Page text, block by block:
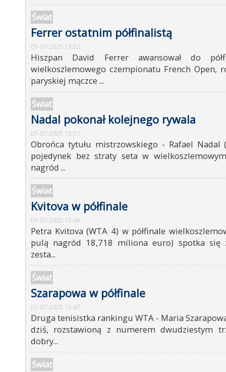
Świat
Ferrer ostatnim półfinalistą
01-07-2025 13:52
Hiszpan David Ferrer awansował do
wielkoszlemowego czempionatu French Open,
paryskiej mączce ...
Świat
Nadal pokonał kolejnego rywala
01-07-2025 13:51
Obrońca tytułu mistrzowskiego - Rafael Nadal
pojedynek bez straty seta w
nagród ...
Świat
Kvitova w półfinale
01-07-2025 13:49
Petra Kvitova (WTA 4) w półfinale
pulą nagród 18,718 miliona euro) spotka się
zesta...
Świat
Szarapowa w półfinale
01-07-2025 13:47
Druga tenisistka rankingu WTA - Maria
dziś, rozstawioną z numerem dwudziestym
dobry...
Świat